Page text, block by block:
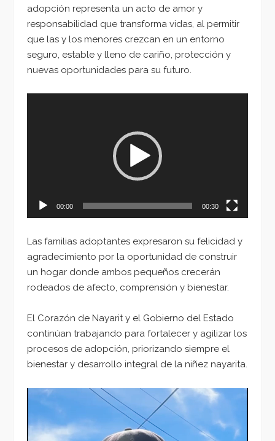
adopción representa un acto de amor y
responsabilidad que transforma vidas, al permitir
que las y los menores crezcan en un entorno
seguro, estable y lleno de cariño, protección y
nuevas oportunidades para su futuro.
00:00 00:30
Las familias adoptantes expresaron su felicidad y
agradecimiento por la oportunidad de construir
un hogar donde ambos pequeños crecerán
rodeados de afecto, comprensión y bienestar.
El Corazón de Nayarit y el Gobierno del Estado
continúan trabajando para fortalecer y agilizar los
procesos de adopción, priorizando siempre el
bienestar y desarrollo integral de la niñez nayarita.
Reproductor
vídeo